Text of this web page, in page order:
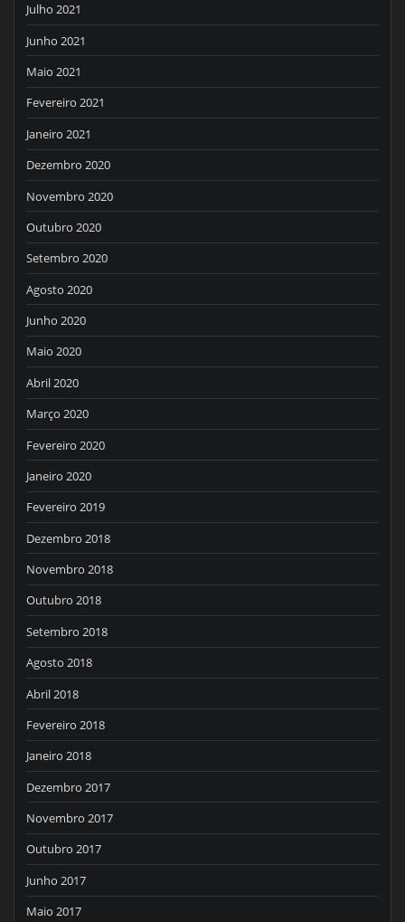
Julho 2021
Junho 2021
Maio 2021
Fevereiro 2021
Janeiro 2021
Dezembro 2020
Novembro 2020
Outubro 2020
Setembro 2020
Agosto 2020
Junho 2020
Maio 2020
Abril 2020
Março 2020
Fevereiro 2020
Janeiro 2020
Fevereiro 2019
Dezembro 2018
Novembro 2018
Outubro 2018
Setembro 2018
Agosto 2018
Abril 2018
Fevereiro 2018
Janeiro 2018
Dezembro 2017
Novembro 2017
Outubro 2017
Junho 2017
Maio 2017